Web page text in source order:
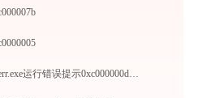
WPS Office错误报告 transerr.exe运行错误提示0xc000000d的解决办法